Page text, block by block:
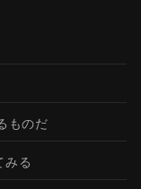
ものだ
る